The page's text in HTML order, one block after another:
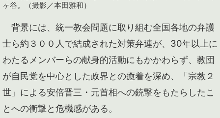
ヶ谷。（撮影／本田雅和）
背景には、統一教会問題に取り組む全国各地の弁護
士ら約３００人で結成された対策弁連が、30年以上に
わたるメンバーらの献身的活動にもかかわらず、教団
が自民党を中心とした政界との癒着を深め、「宗教２
世」による安倍晋三・元首相への銃撃をもたらしたこ
とへの衝撃と危機感がある。